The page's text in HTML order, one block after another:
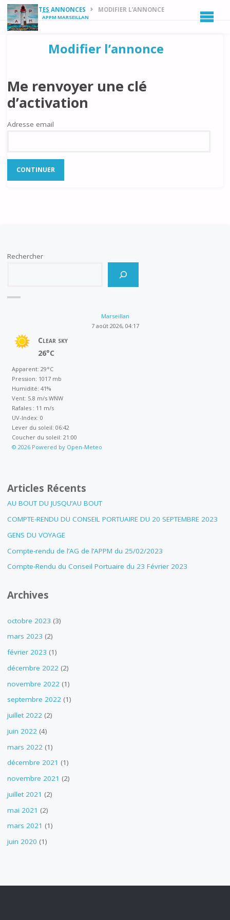
APPM MARSEILLAN
HOMEPETITES ANNONCES MODIFIER L’ANNONCE
Modifier l’annonce
Me renvoyer une clé
d’activation
Adresse email
Rechercher
Marseillan
7 août 2026, 04:17
Clear sky
26°C
Apparent: 29°C
Pression: 1017 mb
Humidité: 41%
Vent: 5.8 m/s WNW
Rafales : 11 m/s
UV-Index: 0
Lever du soleil: 06:42
Coucher du soleil: 21:00
© 2026 Powered by Open-Meteo
Articles Récents
AU BOUT DU JUSQU’AU BOUT
COMPTE-RENDU DU CONSEIL PORTUAIRE DU 20 SEPTEMBRE 2023
GENS DU VOYAGE
Compte-rendu de l’AG de l’APPM du 25/02/2023
Compte-Rendu du Conseil Portuaire du 23 Février 2023
Archives
octobre 2023 (3)
mars 2023 (2)
février 2023 (1)
décembre 2022(2)
novembre 2022(1)
septembre 2022(1)
juillet 2022(2)
juin 2022(4)
mars 2022(1)
décembre 2021 (1)
novembre 2021 (2)
juillet 2021 (2)
mai 2021 (2)
mars 2021 (1)
juin 2020 (1)